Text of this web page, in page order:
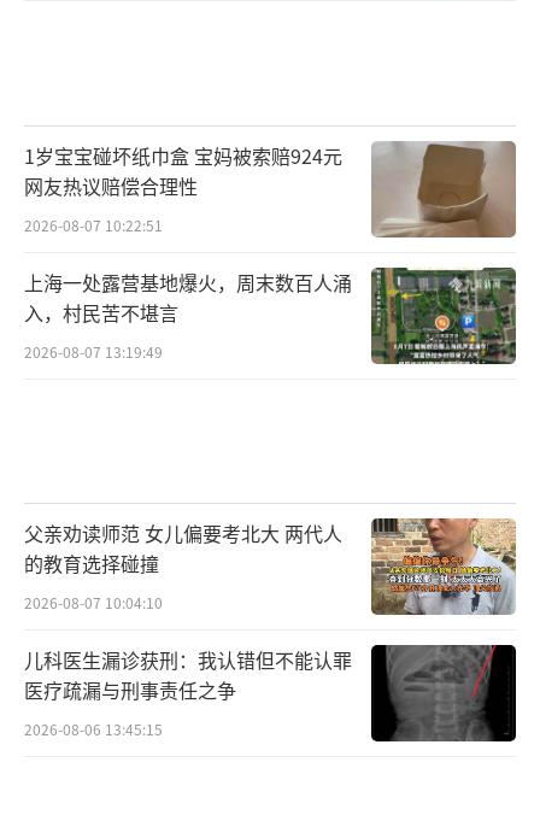
1岁宝宝碰坏纸巾盒 宝妈被索赔924元
网友热议赔偿合理性
2026-08-07 10:22:51
上海一处露营基地爆火，周末数百人涌
入，村民苦不堪言
2026-08-07 13:19:49
父亲劝读师范 女儿偏要考北大 两代人
的教育选择碰撞
2026-08-07 10:04:10
儿科医生漏诊获刑：我认错但不能认罪
医疗疏漏与刑事责任之争
2026-08-06 13:45:15